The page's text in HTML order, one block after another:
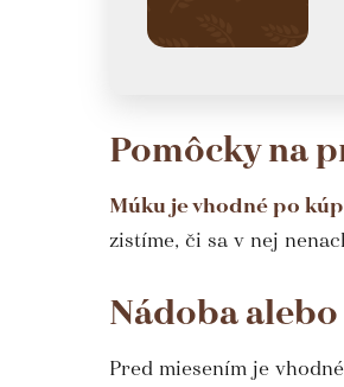
Pomôcky na
Múku je vhodné po
zistíme, či sa v nej
Nádoba
Pred miesením je